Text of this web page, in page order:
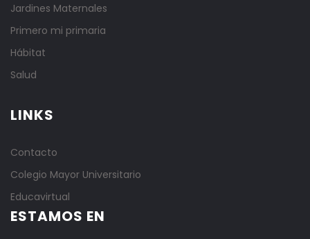
Jardines Maternales
Primero mi primaria
Hábitat
Salud
LINKS
Contacto
Colegio Mayor Universitario
Educavirtual
ESTAMOS EN